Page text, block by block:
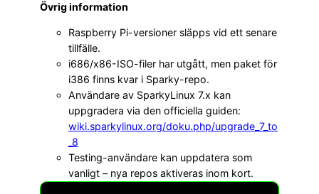
Övrig information
Raspberry Pi-versioner släpps vid ett senare
tillfälle.
i686/x86-ISO-filer har utgått, men paket för
i386 finns kvar i Sparky-repo.
Användare av SparkyLinux 7.x kan
uppgradera via den officiella guiden:
wiki.sparkylinux.org/doku.php/upgrade_7_to
_8
Testing-användare kan uppdatera som
vanligt – nya repos aktiveras inom kort.